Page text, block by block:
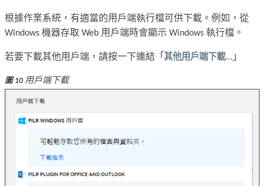
根據作業系統，有適當的用戶端執行檔可供下載。例如，從
Windows 機器存取 Web 用戶端時會顯示 Windows 執行檔。
若要下載其他用戶端，請按一下連結 「其他用戶端下載...」
圖 10 用戶端下載